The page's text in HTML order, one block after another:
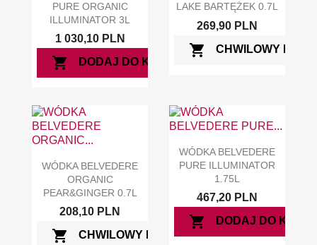
PURE ORGANIC
ILLUMINATOR 3L
1 030,10 PLN
shopping_cart DODAJ DO KOSZYKA
LAKE BARTĘŻEK 0.7L
269,90 PLN
shopping_cart CHWILOWY BRAK
WÓDKA BELVEDERE
ORGANIC
PEAR&GINGER 0.7L
208,10 PLN
shopping_cart CHWILOWY BRAK
WÓDKA BELVEDERE
PURE ILLUMINATOR
1.75L
467,20 PLN
shopping_cart DODAJ DO